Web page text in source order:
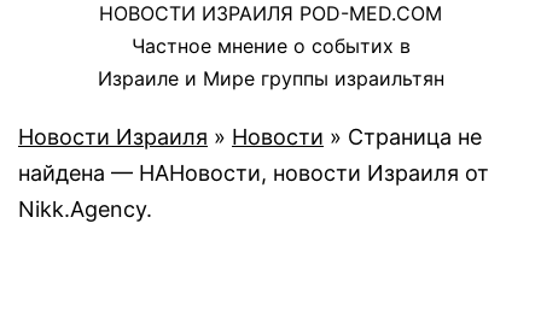
НОВОСТИ ИЗРАИЛЯ POD-MED.COM
Частное мнение о событих в
Израиле и Мире группы израильтян
Новости Израиля » Новости » Страница не
найдена — НАНовости, новости Израиля от
Nikk.Agency.